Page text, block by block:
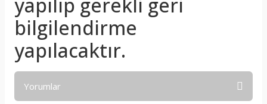
bilgilendirme
yapılacaktır.
Yorumlar